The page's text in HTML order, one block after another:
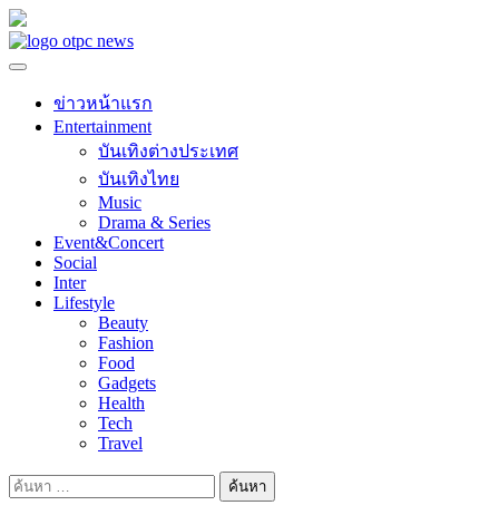
Skip
to
ข่าวหน้าแรก
Entertainment
บันเทิงต่างประเทศ
บันเทิงไทย
Music
Drama & Series
Event&Concert
Social
Inter
Lifestyle
Beauty
Fashion
Food
Gadgets
Health
Tech
Travel
ค้นหา